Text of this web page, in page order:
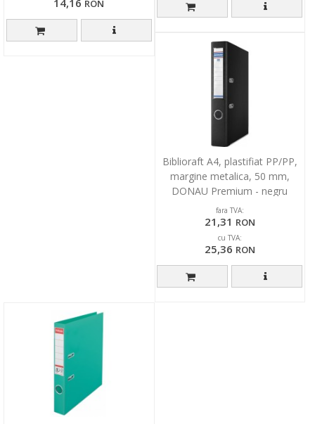
14,16 RON
Biblioraft A4, plastifiat PP/PP,
margine metalica, 50 mm,
DONAU Premium - negru
fara TVA:
21,31 RON
cu TVA:
25,36 RON